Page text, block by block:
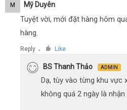
M Mỹ Duyên
Tuyệt vời, mới đặt hàng hôm
hàng.
Reply ● Like
BS Thanh Thảo ADMIN
Dạ, tùy vào từng khu vực
không quá 2 ngày là